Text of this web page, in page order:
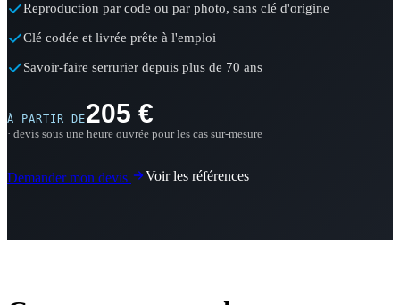
Reproduction par code ou par photo, sans clé d'origine
Clé codée et livrée prête à l'emploi
Savoir-faire serrurier depuis plus de 70 ans
À PARTIR DE205 €
· devis sous une heure ouvrée pour les cas sur-mesure
Demander mon devis Voir les références